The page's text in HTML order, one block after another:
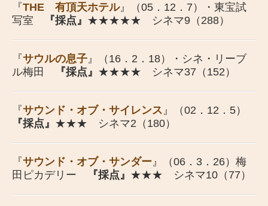
『THE 有頂天ホテル』（05．12．7）・東宝試
写室
『採点』 ★★★★★ シネマ9（288）
『サウルの息子 』（16．2．18）・シネ・リーブ
ル梅田
『採点』 ★★★★ シネマ37（152）
『サウンド・オブ・サイレンス 』（02．12．5）
『採点』 ★★★ シネマ2（180）
『サウンド・オブ・サンダー 』（06．3．26）梅
田ピカデリー
『採点』 ★★★ シネマ10（77）